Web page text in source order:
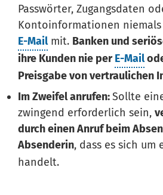
Passwörter, Zugangsdaten
Kontoinformationen
E-Mailmit. Banken und
ihre Kunden nie perE-Mail
Preisgabe von vertraulichen
Im Zweifel anrufen:Sollte
zwingend erforderlich sein,
durch einen Anruf beim
Absenderin, dass es sich um
handelt.